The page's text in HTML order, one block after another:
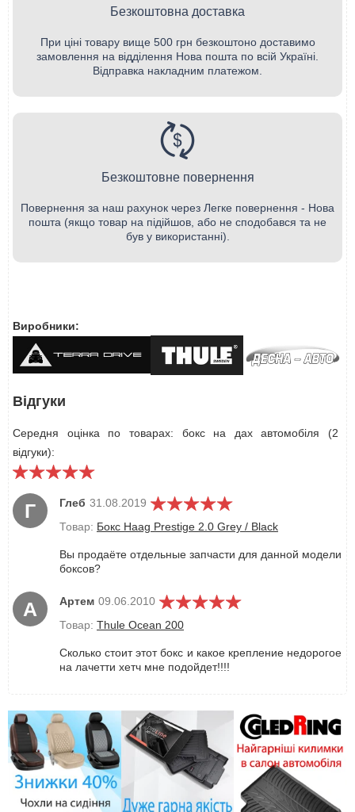
Безкоштовна доставка
При ціні товару вище 500 грн безкоштоно доставимо
замовлення на відділення Нова пошта по всій Україні.
Відправка накладним платежом.
Безкоштовне повернення
Повернення за наш рахунок через Легке повернення - Нова
пошта (якщо товар на підійшов, або не сподобався та не
був у використанні).
Виробники:
Відгуки
Середня оцінка по товарах: бокс на дах автомобіля (2
відгуки):
Г Глеб 31.08.2019
Товар: Бокс Haag Prestige 2.0 Grey / Black
Вы продаёте отдельные запчасти для данной модели
боксов?
А Артем 09.06.2010
Товар: Thule Ocean 200
Сколько стоит этот бокс и какое крепление недорогое
на лачетти хетч мне подойдет!!!!